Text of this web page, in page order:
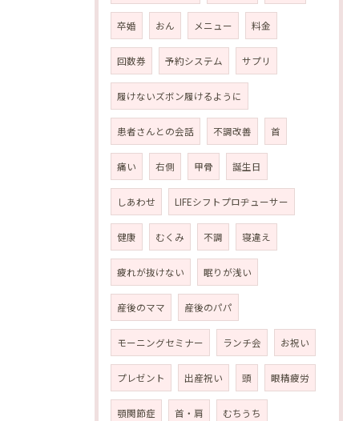
卒婚 おん メニュー 料金
回数券 予約システム サプリ
履けないズボン履けるように
患者さんとの会話 不調改善 首
痛い 右側 甲骨 誕生日
しあわせ LIFEシフトプロヂューサー
健康 むくみ 不調 寝違え
疲れが抜けない 眠りが浅い
産後のママ 産後のパパ
モーニングセミナー ランチ会 お祝い
プレゼント 出産祝い 頭 眼精疲労
顎関節症 首・肩 むちうち